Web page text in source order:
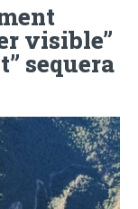
visible”
sequera